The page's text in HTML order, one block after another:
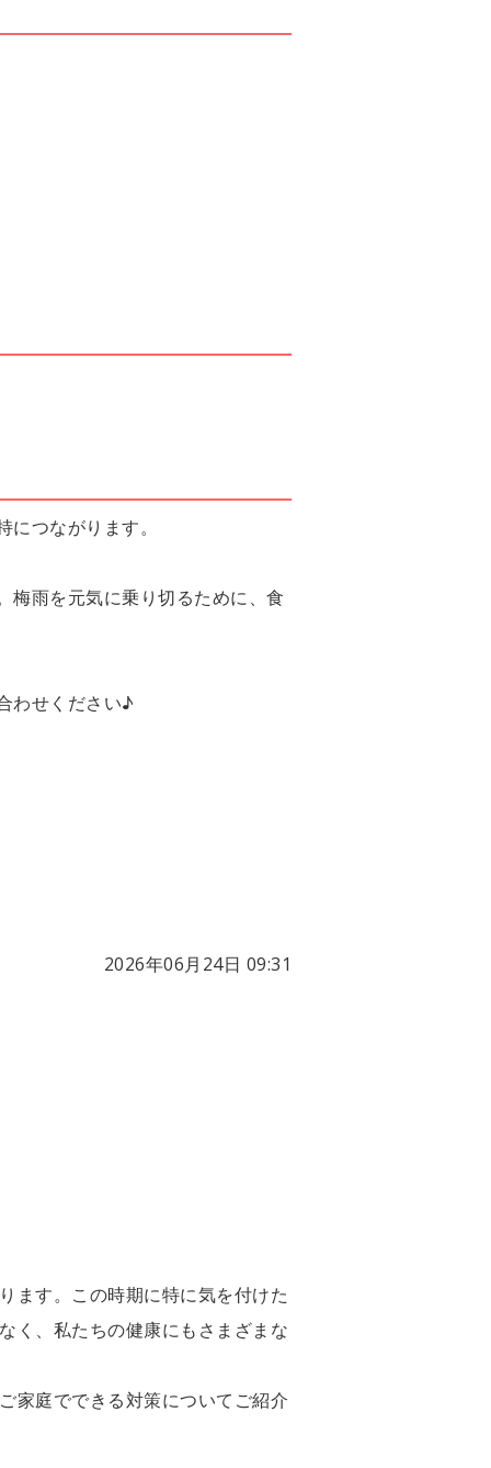
つながります。
梅雨を元気に乗り切るために、食
わせください♪
2026年06月24日 09:31
ます。この時期に特に気を付けた
く、私たちの健康にもさまざまな
家庭でできる対策についてご紹介